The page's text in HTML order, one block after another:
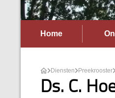
Home
Diensten Preekrooster
Ds. C.